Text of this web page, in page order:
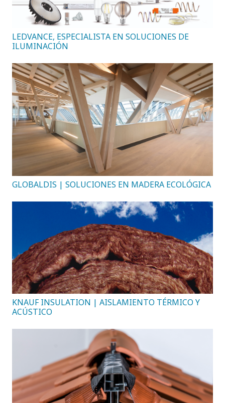
LEDVANCE, ESPECIALISTA EN SOLUCIONES DE
ILUMINACIÓN
GLOBALDIS | SOLUCIONES EN MADERA ECOLÓGICA
KNAUF INSULATION | AISLAMIENTO TÉRMICO Y
ACÚSTICO